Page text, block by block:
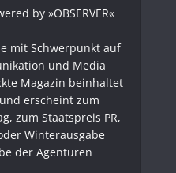
by »OBSERVER«
mit Schwerpunkt auf
und Media
Magazin beinhaltet
erscheint zum
zum Staatspreis PR,
Winterausgabe
der Agenturen